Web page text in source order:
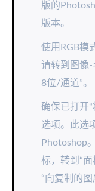
版的
版本。
使用RGB模
请转到图像-
8位/通道”。
确保已打开“
选项。此选
Photoshop
标，转到“
“向复制的图